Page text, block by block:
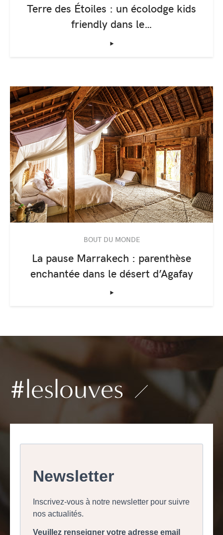
Terre des Étoiles : un écolodge kids
friendly dans le…
‣
BOUT DU MONDE
La pause Marrakech : parenthèse
enchantée dans le désert d’Agafay
‣
#leslouves